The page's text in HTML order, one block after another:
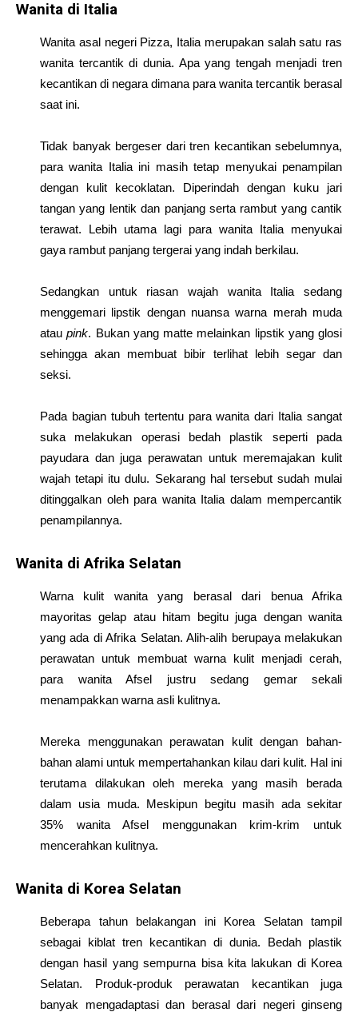
Wanita di Italia
Wanita asal negeri Pizza, Italia merupakan salah satu ras
wanita tercantik di dunia. Apa yang tengah menjadi tren
kecantikan di negara dimana para wanita tercantik berasal
saat ini.
Tidak banyak bergeser dari tren kecantikan sebelumnya,
para wanita Italia ini masih tetap menyukai penampilan
dengan kulit kecoklatan. Diperindah dengan kuku jari
tangan yang lentik dan panjang serta rambut yang cantik
terawat. Lebih utama lagi para wanita Italia menyukai
gaya rambut panjang tergerai yang indah berkilau.
Sedangkan untuk riasan wajah wanita Italia sedang
menggemari lipstik dengan nuansa warna merah muda
ataupink. Bukan yang matte melainkan lipstik yang glosi
sehingga akan membuat bibir terlihat lebih segar dan
seksi.
Pada bagian tubuh tertentu para wanita dari Italia sangat
suka melakukan operasi bedah plastik seperti pada
payudara dan juga perawatan untuk meremajakan kulit
wajah tetapi itu dulu. Sekarang hal tersebut sudah mulai
ditinggalkan oleh para wanita Italia dalam mempercantik
penampilannya.
Wanita di Afrika Selatan
Warna kulit wanita yang berasal dari benua Afrika
mayoritas gelap atau hitam begitu juga dengan wanita
yang ada di Afrika Selatan. Alih-alih berupaya melakukan
perawatan untuk membuat warna kulit menjadi cerah,
para wanita Afsel justru sedang gemar sekali
menampakkan warna asli kulitnya.
Mereka menggunakan perawatan kulit dengan bahan-
bahan alami untuk mempertahankan kilau dari kulit. Hal ini
terutama dilakukan oleh mereka yang masih berada
dalam usia muda. Meskipun begitu masih ada sekitar
35% wanita Afsel menggunakan krim-krim untuk
mencerahkan kulitnya.
Wanita di Korea Selatan
Beberapa tahun belakangan ini Korea Selatan tampil
sebagai kiblat tren kecantikan di dunia. Bedah plastik
dengan hasil yang sempurna bisa kita lakukan di Korea
Selatan. Produk-produk perawatan kecantikan juga
banyak mengadaptasi dan berasal dari negeri ginseng